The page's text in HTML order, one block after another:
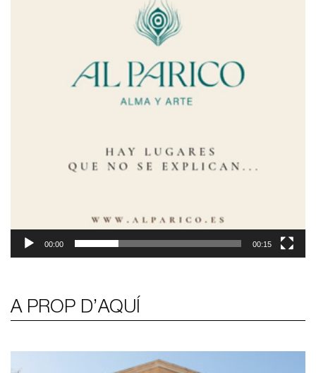
00:00 00:15
A PROP D’AQUÍ